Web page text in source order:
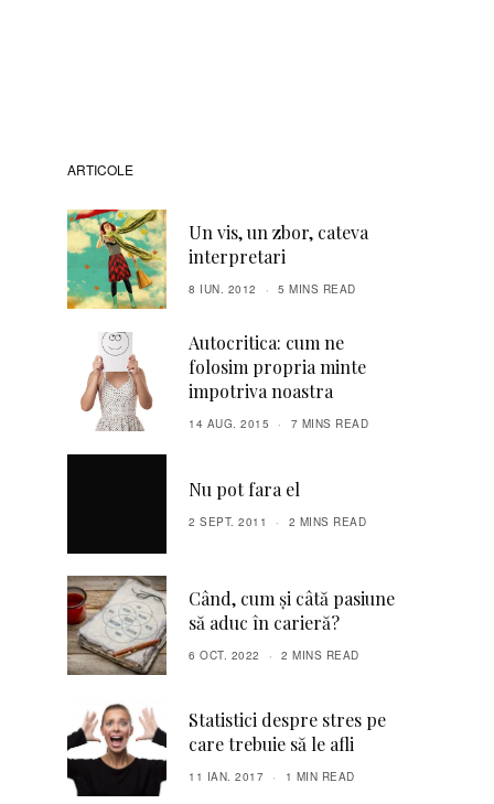
ARTICOLE
Un vis, un zbor, cateva
interpretari
8 IUN. 2012 5 MINS READ
Autocritica: cum ne
folosim propria minte
impotriva noastra
14 AUG. 2015 7 MINS READ
Nu pot fara el
2 SEPT. 2011 2 MINS READ
Când, cum și câtă pasiune
să aduc în carieră?
6 OCT. 2022 2 MINS READ
Statistici despre stres pe
care trebuie să le afli
11 IAN. 2017 1 MIN READ